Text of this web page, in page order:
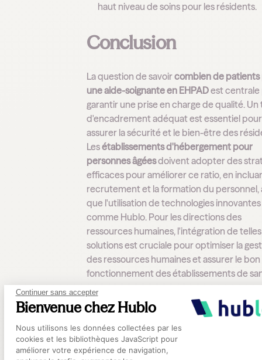
Continuer sans accepter
Bienvenue chez Hublo
Plateforme de Gestion du
Nous utilisons les données collectées par les
cookies et les bibliothèques JavaScript pour
améliorer votre expérience de navigation,
haut niveau de soins pour les résidents.
Conclusion
La question de savoircombien de patients
une aide-soignante en EHPADest
garantir une prise en charge de qualité. Un
d'encadrement adéquat est essentiel pour
assurer la sécurité et le bien-être des
Lesétablissements d'hébergement pour
personnes âgéesdoivent adopter des
efficaces pour améliorer ce ratio, en
recrutement et la formation du personnel,
que l'utilisation de technologies innovantes
comme Hublo. Pour les directions des
ressources humaines, l'intégration de telles
solutions est cruciale pour optimiser la
des ressources humaines et assurer le bon
fonctionnement des établissements de
FAQ
1. Qu'est-ce que le taux d'encadrement en